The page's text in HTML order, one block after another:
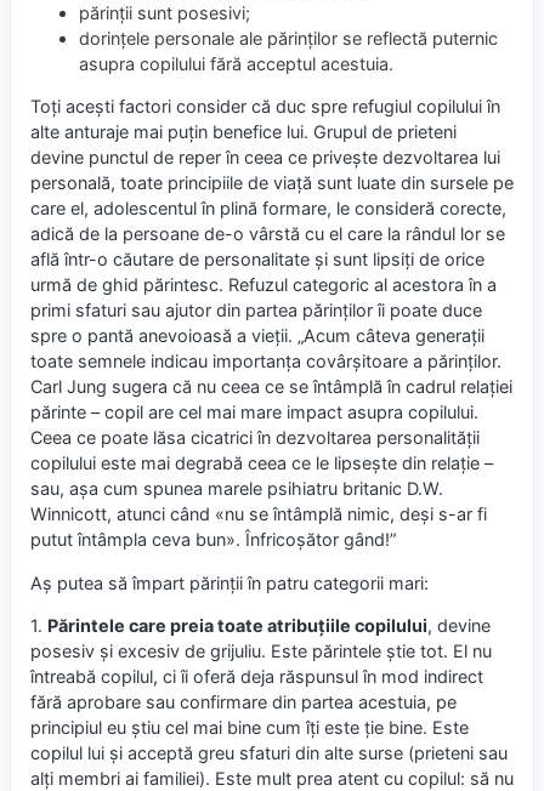
părinții sunt posesivi;
dorințele personale ale părinților se reflectă puternic
asupra copilului fără acceptul acestuia.
Toți acești factori consider că duc spre refugiul copilului în
alte anturaje mai puțin benefice lui. Grupul de prieteni
devine punctul de reper în ceea ce privește dezvoltarea lui
personală, toate principiile de viață sunt luate din sursele pe
care el, adolescentul în plină formare, le consideră corecte,
adică de la persoane de-o vârstă cu el care la rândul lor se
află într-o căutare de personalitate și sunt lipsiți de orice
urmă de ghid părintesc. Refuzul categoric al acestora în a
primi sfaturi sau ajutor din partea părinților îi poate duce
spre o pantă anevoioasă a vieții. „Acum câteva generații
toate semnele indicau importanța covârșitoare a părinților.
Carl Jung sugera că nu ceea ce se întâmplă în cadrul relației
părinte – copil are cel mai mare impact asupra copilului.
Ceea ce poate lăsa cicatrici în dezvoltarea personalității
copilului este mai degrabă ceea ce le lipsește din relație –
sau, așa cum spunea marele psihiatru britanic D.W.
Winnicott, atunci când «nu se întâmplă nimic, deși s-ar fi
putut întâmpla ceva bun». Înfricoșător gând!”
Aș putea să împart părinții în patru categorii mari:
1. Părintele care preia toate atribuțiile copilului, devine
posesiv și excesiv de grijuliu. Este părintele știe tot. El nu
întreabă copilul, ci îi oferă deja răspunsul în mod indirect
fără aprobare sau confirmare din partea acestuia, pe
principiul eu știu cel mai bine cum îți este ție bine. Este
copilul lui și acceptă greu sfaturi din alte surse (prieteni sau
alți membri ai familiei). Este mult prea atent cu copilul: să nu